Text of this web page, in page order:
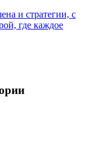
и стратегии, с
где каждое